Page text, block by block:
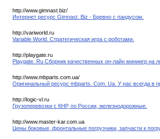
http://www.gimnast.biz/
Интернет ресурс Gimnast. Biz - Бревно с пандусом.
http://variworld.ru
Variable World. Стратегическая игра с роботами.
http://playgate.ru
Playgate. Ru Сборник качественных он-лайн миниигр на
http://www.mbparts.com.ua/
Оригинальный ресурс mbparts. Com. Ua. У нас всегда в
http://logic-vl.ru
Грузоперевозки с КНР, по России, железнодорожные.
http://www.master-kar.com.ua
Цены боковые, фронтальные погрузчики, запчасти к